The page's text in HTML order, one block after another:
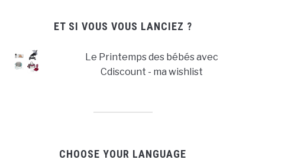
ET SI VOUS VOUS LANCIEZ ?
Le Printemps des bébés avec
Cdiscount - ma wishlist
CHOOSE YOUR LANGUAGE